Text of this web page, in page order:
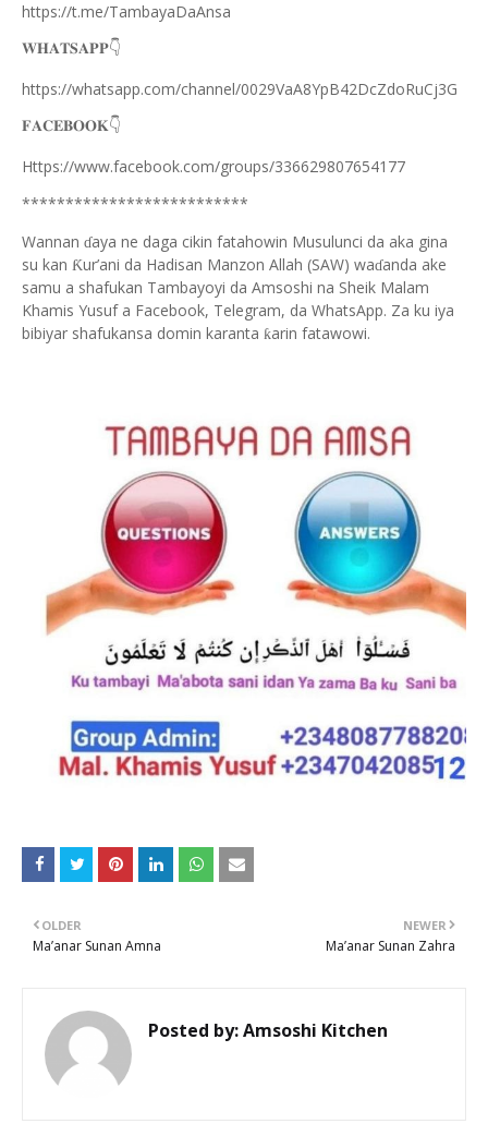
https://t.me/TambayaDaAnsa
𝐖𝐇𝐀𝐓𝐒𝐀𝐏𝐏👇
https://whatsapp.com/channel/0029VaA8YpB42DcZdoRuCj3G
𝐅𝐀𝐂𝐄𝐁𝐎𝐎𝐊👇
Https://www.facebook.com/groups/336629807654177
**************************
Wannan ɗaya ne daga cikin fatahowin Musulunci da aka gina
su kan Ƙur’ani da Hadisan Manzon Allah (SAW) waɗanda ake
samu a shafukan Tambayoyi da Amsoshi na Sheik Malam
Khamis Yusuf a Facebook, Telegram, da WhatsApp. Za ku iya
bibiyar shafukansa domin karanta ƙarin fatawowi.
NEWER
Ma’anar Sunan Zahra
OLDER
Ma’anar Sunan Amna
Posted by:Amsoshi Kitchen